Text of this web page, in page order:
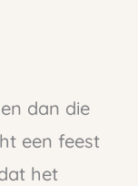
dan die
een feest
het